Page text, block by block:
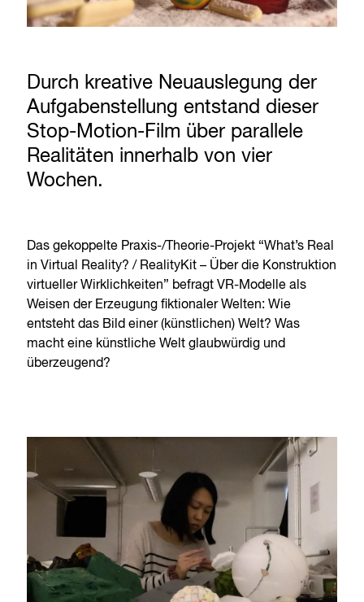
Durch kreative Neuauslegung der
Aufgabenstellung entstand dieser
Stop-Motion-Film über parallele
Realitäten innerhalb von vier
Wochen.
Das gekoppelte Praxis-/Theorie-Projekt “What’s Real
in Virtual Reality? / RealityKit – Über die Konstruktion
virtueller Wirklichkeiten” befragt VR-Modelle als
Weisen der Erzeugung ﬁktionaler Welten: Wie
entsteht das Bild einer (künstlichen) Welt? Was
macht eine künstliche Welt glaubwürdig und
überzeugend?